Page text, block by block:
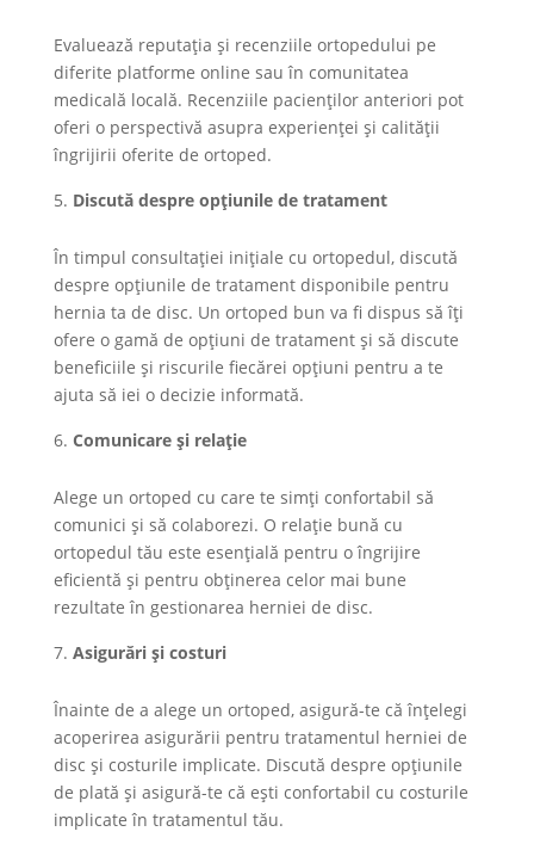
Evaluează reputația și recenziile ortopedului pe
diferite platforme online sau în comunitatea
medicală locală. Recenziile pacienților anteriori pot
oferi o perspectivă asupra experienței și calității
îngrijirii oferite de ortoped.
Discută despre opțiunile de tratament
În timpul consultației inițiale cu ortopedul, discută
despre opțiunile de tratament disponibile pentru
hernia ta de disc. Un ortoped bun va fi dispus să îți
ofere o gamă de opțiuni de tratament și să discute
beneficiile și riscurile fiecărei opțiuni pentru a te
ajuta să iei o decizie informată.
Comunicare și relație
Alege un ortoped cu care te simți confortabil să
comunici și să colaborezi. O relație bună cu
ortopedul tău este esențială pentru o îngrijire
eficientă și pentru obținerea celor mai bune
rezultate în gestionarea herniei de disc.
Asigurări și costuri
Înainte de a alege un ortoped, asigură-te că înțelegi
acoperirea asigurării pentru tratamentul herniei de
disc și costurile implicate. Discută despre opțiunile
de plată și asigură-te că ești confortabil cu costurile
implicate în tratamentul tău.